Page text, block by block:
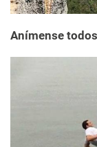
Anímense